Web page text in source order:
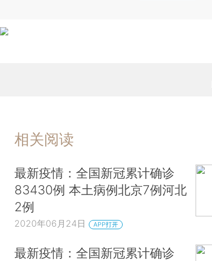
相关阅读
最新疫情：全国新冠累计确诊
83430例 本土病例北京7例河北
2例
2020年06月24日 APP打开
最新疫情：全国新冠累计确诊